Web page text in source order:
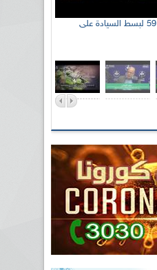
الإذاعة الجزائرية تحي الذكرى 59 لبسط السيادة على
للتضامن مع الشعب